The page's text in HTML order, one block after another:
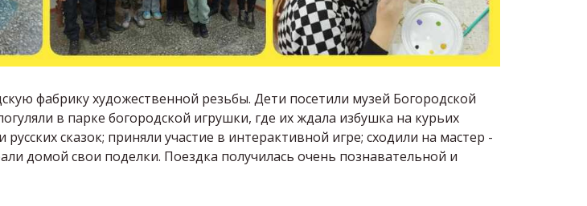
фабрику художественной резьбы. Дети посетили музей Богородской
в парке богородской игрушки, где их ждала избушка на курьих
сказок; приняли участие в интерактивной игре; сходили на мастер -
домой свои поделки. Поездка получилась очень познавательной и